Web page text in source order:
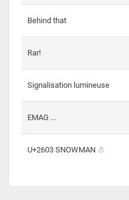
Behind that
Rar!
Signalisation lumineuse
EMAG ...
U+2603 SNOWMAN ☃